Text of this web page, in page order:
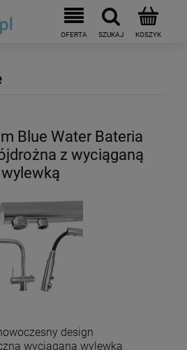
Blue Water Bateria
z wyciąganą
wylewką
design
wyciągana wylewka